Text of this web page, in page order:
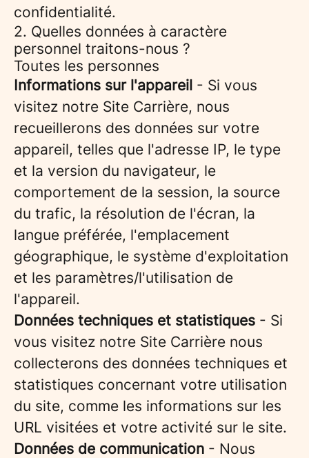
confidentialité.
2. Quelles données à caractère
personnel traitons-nous ?
Toutes les personnes
Informations sur l'appareil - Si vous
visitez notre Site Carrière, nous
recueillerons des données sur votre
appareil, telles que l'adresse IP, le type
et la version du navigateur, le
comportement de la session, la source
du trafic, la résolution de l'écran, la
langue préférée, l'emplacement
géographique, le système d'exploitation
et les paramètres/l'utilisation de
l'appareil.
Données techniques et statistiques - Si
vous visitez notre Site Carrière nous
collecterons des données techniques et
statistiques concernant votre utilisation
du site, comme les informations sur les
URL visitées et votre activité sur le site.
Données de communication - Nous